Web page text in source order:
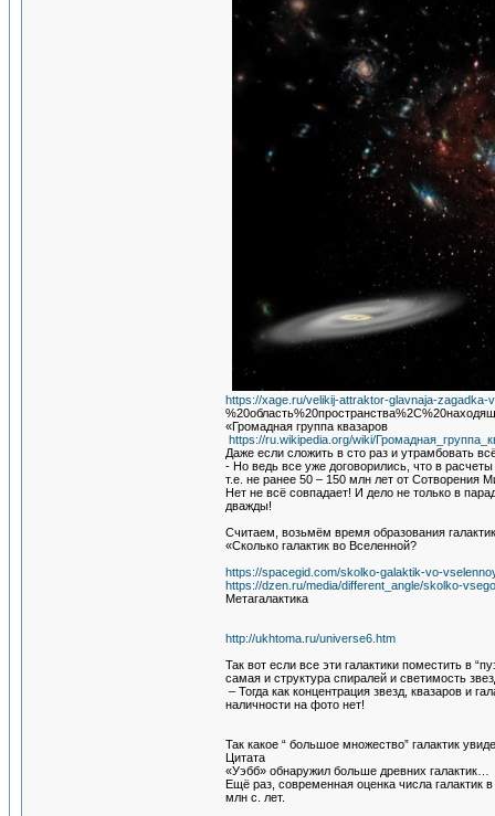
https://xage.ru/velikij-attraktor-glavnaja-zagadka-
«Громадная группа квазаров
https://ru.wikipedia.org/wiki/
Даже если сложить в сто раз и утрамбовать
- Но ведь все уже договорились, что в
т.е. не ранее 50 – 150 млн лет от Сотворения
Нет не всё совпадает! И дело не только в
дважды!
Считаем, возьмём время образования
«Сколько галактик во Вселенной?
https://spacegid.com/skolko-galaktik-vo-
https://dzen.ru/media/different_angle/skolko-
Метагалактика
http://ukhtoma.ru/universe6.htm
Так вот если все эти галактики поместить в
самая и структура спиралей и светимость
– Тогда как концентрация звезд, квазаров и
наличности на фото нет!
Так какое “ большое множество” галактик
Цитата
«Уэбб» обнаружил больше древних галактик…
Ещё раз, современная оценка числа
млн с. лет.